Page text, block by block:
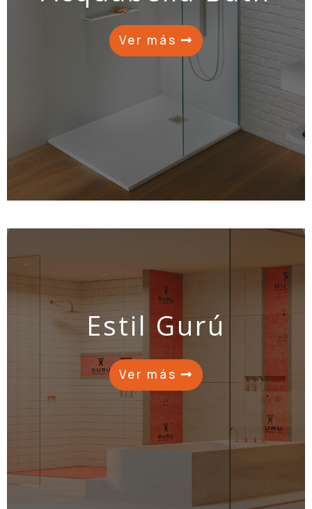
Ver más
Estil Gurú
Ver más